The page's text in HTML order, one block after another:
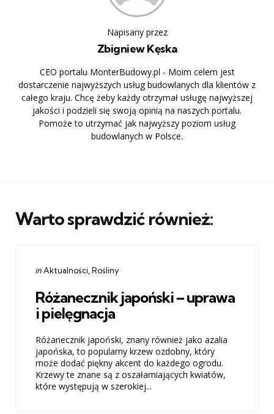
Napisany przez
Zbigniew Kęska
CEO portalu MonterBudowy.pl - Moim celem jest
dostarczenie najwyższych usług budowlanych dla klientów z
całego kraju. Chcę żeby każdy otrzymał usługę najwyższej
jakości i podzieli się swoją opinią na naszych portalu.
Pomoże to utrzymać jak najwyższy poziom usług
budowlanych w Polsce.
Warto sprawdzić również:
Categories
Posted
inAktualności Rośliny
Różanecznik japoński – uprawa
i pielęgnacja
Różanecznik japoński, znany również jako azalia
japońska, to popularny krzew ozdobny, który
może dodać piękny akcent do każdego ogrodu.
Krzewy te znane są z oszałamiających kwiatów,
które występują w szerokiej...